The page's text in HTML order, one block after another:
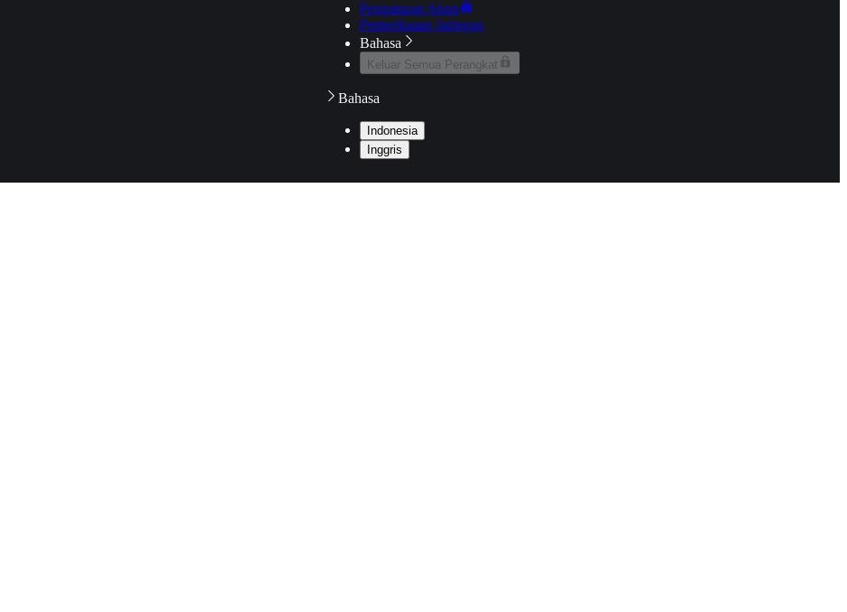
Pengaturan Akun
Pemeriksaan Jaringan
Bahasa
Keluar Semua Perangkat
Bahasa
Indonesia
Inggris